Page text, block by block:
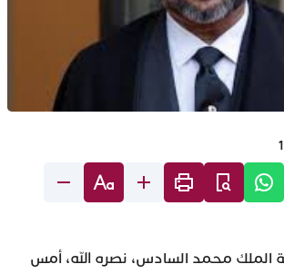
الملك محمد السادس، نصره الله، أمس